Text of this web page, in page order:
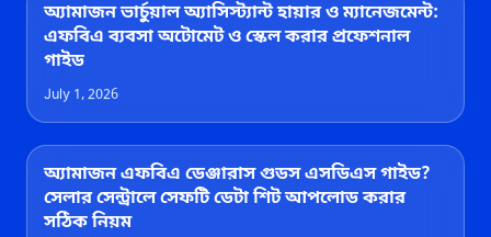
অ্যামাজন ভার্চুয়াল অ্যাসিস্ট্যান্ট হায়ার ও ম্যানেজমেন্ট:
এফবিএ ব্যবসা অটোমেট ও স্কেল করার প্রফেশনাল
গাইড
July 1, 2026
অ্যামাজন এফবিএ ডেঞ্জারাস গুডস এসডিএস গাইড?
সেলার সেন্ট্রালে সেফটি ডেটা শিট আপলোড করার
সঠিক নিয়ম